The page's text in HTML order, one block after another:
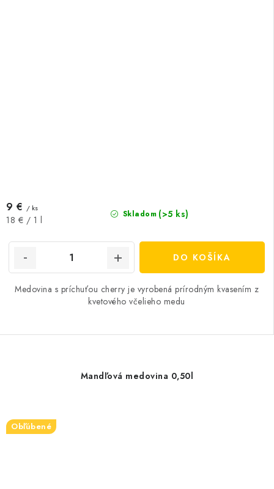
Skladom (>5 ks)
9 € / ks
Jednotková
18 € / 1 l
DO KOŠÍKA
Medovina s príchuťou cherry je vyrobená prírodným kvasením z
kvetového včelieho medu
Mandľová medovina 0,50l
Obľúbené